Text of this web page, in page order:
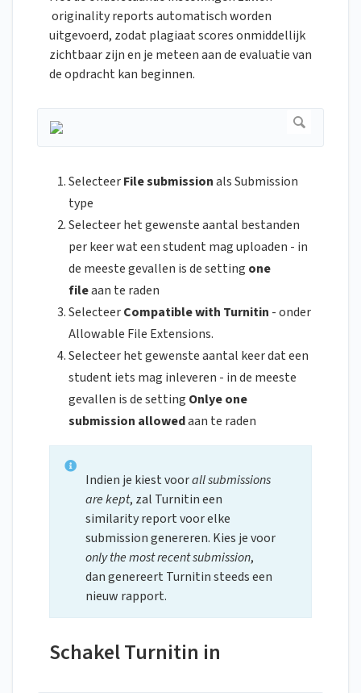
originality reports automatisch worden
uitgevoerd, zodat plagiaat scores onmiddellijk
zichtbaar zijn en je meteen aan de evaluatie van
de opdracht kan beginnen.
SelecteerFile submissionals Submission
type
Selecteer het gewenste aantal bestanden
per keer wat een student mag uploaden - in
de meeste gevallen is de setting one
fileaan te raden
SelecteerCompatible with Turnitin - onder
Allowable File Extensions.
Selecteer het gewenste aantal keer dat een
student iets mag inleveren - in de meeste
gevallen is de setting Onlye one
submission allowedaan te raden
Indien je kiest voorall submissions
are kept, zal Turnitin een
similarity report voor elke
submission genereren. Kies je voor
only the most recent submission,
dan genereert Turnitin steeds een
nieuw rapport.
Schakel Turnitin in